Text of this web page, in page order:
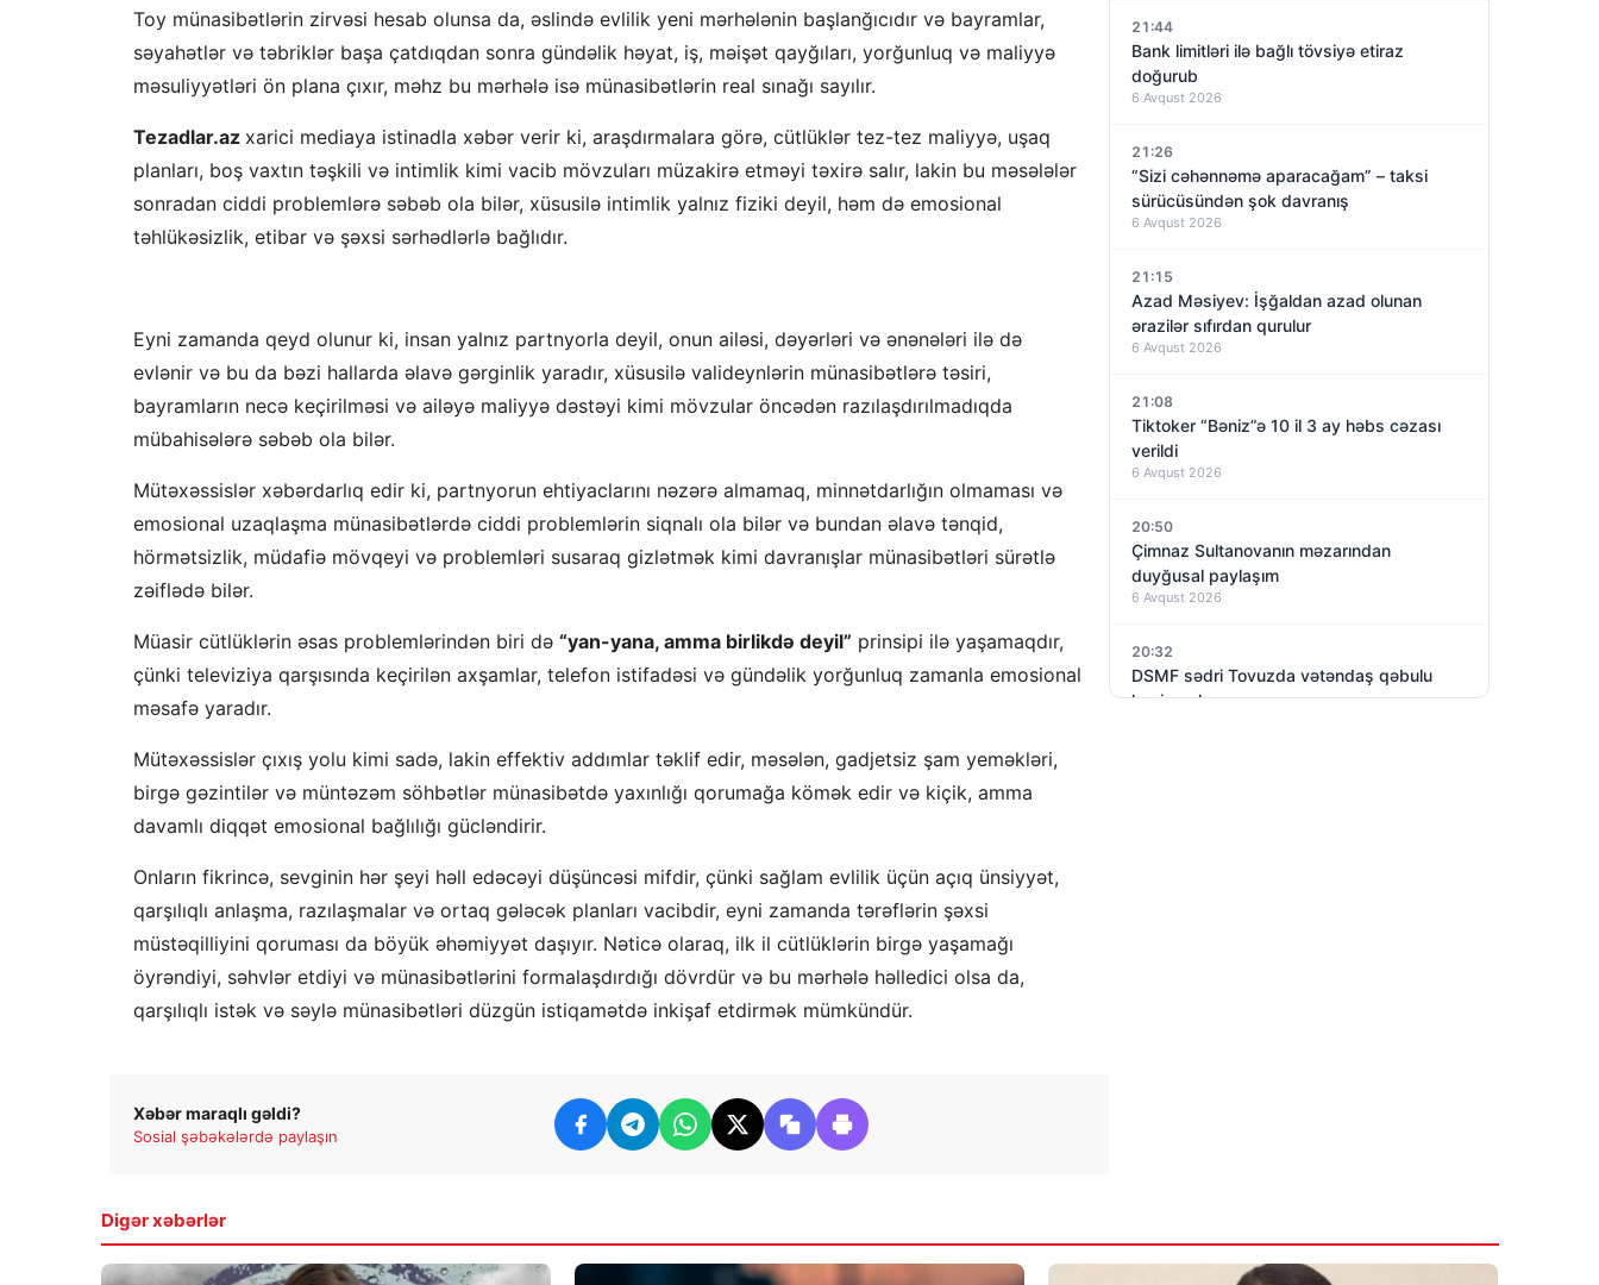
Toy münasibətlərin zirvəsi hesab olunsa da, əslində evlilik yeni mərhələnin başlanğıcıdır və bayramlar,
səyahətlər və təbriklər başa çatdıqdan sonra gündəlik həyat, iş, məişət qayğıları, yorğunluq və maliyyə
məsuliyyətləri ön plana çıxır, məhz bu mərhələ isə münasibətlərin real sınağı sayılır.
Tezadlar.az xarici mediaya istinadla xəbər verir ki, araşdırmalara görə, cütlüklər tez-tez maliyyə, uşaq
planları, boş vaxtın təşkili və intimlik kimi vacib mövzuları müzakirə etməyi təxirə salır, lakin bu məsələlər
sonradan ciddi problemlərə səbəb ola bilər, xüsusilə intimlik yalnız fiziki deyil, həm də emosional
təhlükəsizlik, etibar və şəxsi sərhədlərlə bağlıdır.
Eyni zamanda qeyd olunur ki, insan yalnız partnyorla deyil, onun ailəsi, dəyərləri və ənənələri ilə də
evlənir və bu da bəzi hallarda əlavə gərginlik yaradır, xüsusilə valideynlərin münasibətlərə təsiri,
bayramların necə keçirilməsi və ailəyə maliyyə dəstəyi kimi mövzular öncədən razılaşdırılmadıqda
mübahisələrə səbəb ola bilər.
Mütəxəssislər xəbərdarlıq edir ki, partnyorun ehtiyaclarını nəzərə almamaq, minnətdarlığın olmaması və
emosional uzaqlaşma münasibətlərdə ciddi problemlərin siqnalı ola bilər və bundan əlavə tənqid,
hörmətsizlik, müdafiə mövqeyi və problemləri susaraq gizlətmək kimi davranışlar münasibətləri sürətlə
zəiflədə bilər.
Müasir cütlüklərin əsas problemlərindən biri də “yan-yana, amma birlikdə deyil” prinsipi ilə yaşamaqdır,
çünki televiziya qarşısında keçirilən axşamlar, telefon istifadəsi və gündəlik yorğunluq zamanla emosional
məsafə yaradır.
Mütəxəssislər çıxış yolu kimi sadə, lakin effektiv addımlar təklif edir, məsələn, gadjetsiz şam yeməkləri,
birgə gəzintilər və müntəzəm söhbətlər münasibətdə yaxınlığı qorumağa kömək edir və kiçik, amma
davamlı diqqət emosional bağlılığı gücləndirir.
Onların fikrincə, sevginin hər şeyi həll edəcəyi düşüncəsi mifdir, çünki sağlam evlilik üçün açıq ünsiyyət,
qarşılıqlı anlaşma, razılaşmalar və ortaq gələcək planları vacibdir, eyni zamanda tərəflərin şəxsi
müstəqilliyini qoruması da böyük əhəmiyyət daşıyır. Nəticə olaraq, ilk il cütlüklərin birgə yaşamağı
öyrəndiyi, səhvlər etdiyi və münasibətlərini formalaşdırdığı dövrdür və bu mərhələ həlledici olsa da,
qarşılıqlı istək və səylə münasibətləri düzgün istiqamətdə inkişaf etdirmək mümkündür.
Xəbər maraqlı gəldi?
Sosial şəbəkələrdə paylaşın
21:44
Bank limitləri ilə bağlı tövsiyə etiraz
doğurub
6 Avqust 2026
21:26
“Sizi cəhənnəmə aparacağam” – taksi
sürücüsündən şok davranış
6 Avqust 2026
21:15
Azad Məsiyev: İşğaldan azad olunan
ərazilər sıfırdan qurulur
6 Avqust 2026
21:08
Tiktoker “Bəniz”ə 10 il 3 ay həbs cəzası
verildi
6 Avqust 2026
20:50
Çimnaz Sultanovanın məzarından
duyğusal paylaşım
6 Avqust 2026
20:32
DSMF sədri Tovuzda vətəndaş qəbulu
keçirəcək
Digər xəbərlər